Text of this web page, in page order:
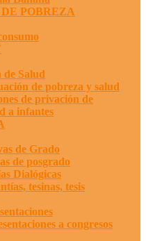
POBREZA
de Salud
de pobreza y salud
de privación de
a infantes
de Grado
de posgrado
Dialógicas
tesinas, tesis
a congresos